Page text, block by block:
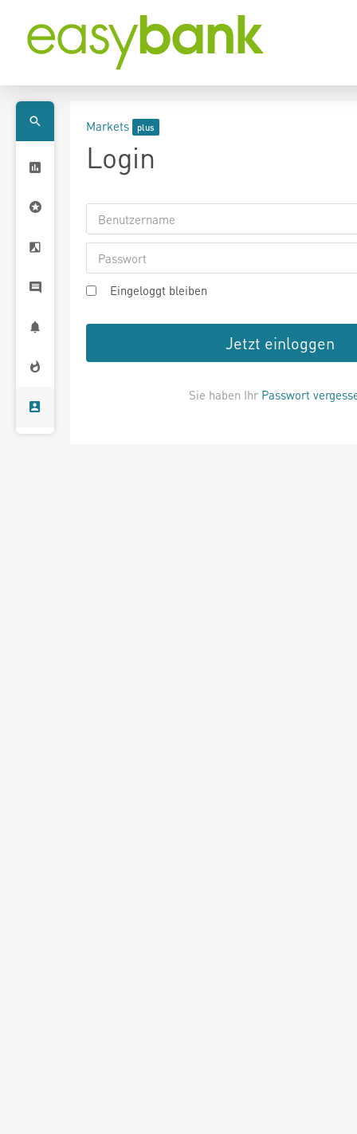
Markets
Login
Eingeloggt bleiben
Jetzt einloggen
Sie haben Ihr Passwort